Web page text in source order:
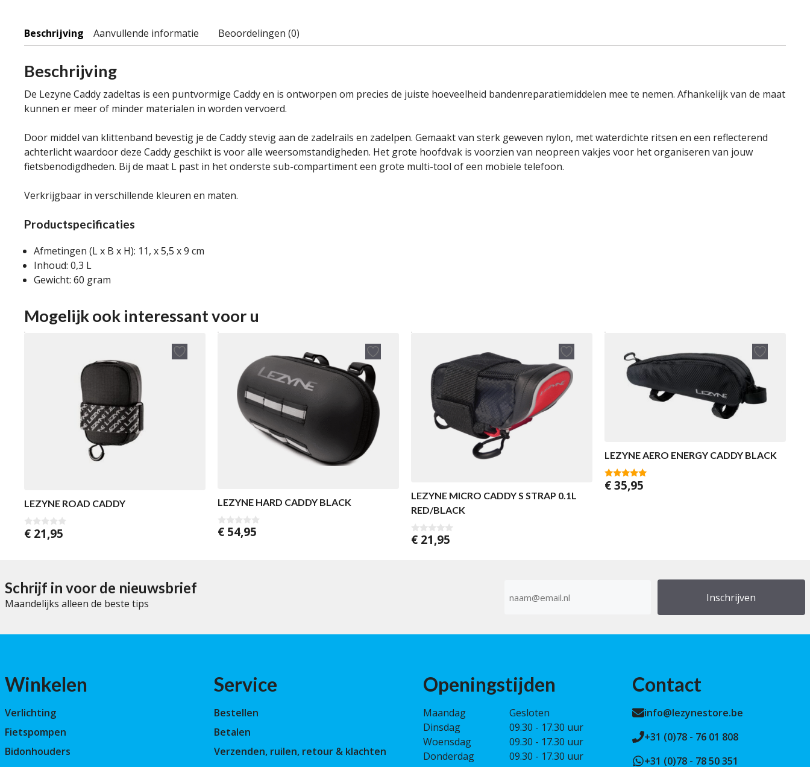
Beschrijving Aanvullende informatie Beoordelingen (0)
Beschrijving
De Lezyne Caddy zadeltas is een puntvormige Caddy en is ontworpen om precies de juiste hoeveelheid bandenreparatiemiddelen mee te nemen. Afhankelijk van de maat
kunnen er meer of minder materialen in worden vervoerd.
Door middel van klittenband bevestig je de Caddy stevig aan de zadelrails en zadelpen. Gemaakt van sterk geweven nylon, met waterdichte ritsen en een reflecterend
achterlicht waardoor deze Caddy geschikt is voor alle weersomstandigheden. Het grote hoofdvak is voorzien van neopreen vakjes voor het organiseren van jouw
fietsbenodigdheden. Bij de maat L past in het onderste sub-compartiment een grote multi-tool of een mobiele telefoon.
Verkrijgbaar in verschillende kleuren en maten.
Productspecificaties
Afmetingen (L x B x H): 11, x 5,5 x 9 cm
Inhoud: 0,3 L
Gewicht: 60 gram
Mogelijk ook interessant voor u
LEZYNE ROAD CADDY
0
v
€ 21,95
LEZYNE HARD CADDY BLACK
0
€ 54,95
LEZYNE MICRO CADDY S STRAP 0.1L
RED/BLACK
0
€ 21,95
LEZYNE AERO ENERGY CADDY BLACK
5.00
€35,95
Schrijf in voor de nieuwsbrief
Maandelijks alleen de beste tips
mailadres
Winkelen
Verlichting
Fietspompen
Bidonhouders
Service
Bestellen
Betalen
Verzenden, ruilen, retour & klachten
Openingstijden
Maandag
Gesloten
Dinsdag
09.30 - 17.30 uur
Woensdag
09.30 - 17.30 uur
Donderdag
09.30 - 17.30 uur
Contact
info@lezynestore.be
+31 (0)78 - 76 01 808
+31 (0)78 - 78 50 351